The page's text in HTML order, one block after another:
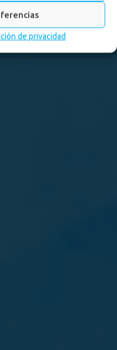
de privacidad